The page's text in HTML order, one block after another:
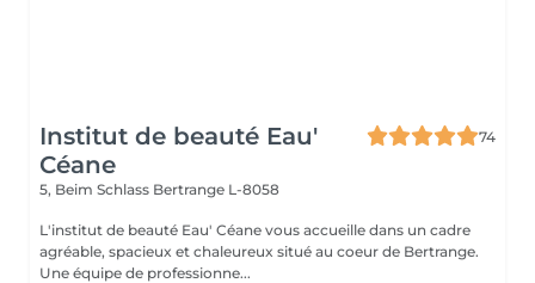
Institut de beauté Eau'
Céane
74
5, Beim Schlass Bertrange L-8058
L'institut de beauté Eau' Céane vous accueille dans un cadre
agréable, spacieux et chaleureux situé au coeur de Bertrange.
Une équipe de professionne...